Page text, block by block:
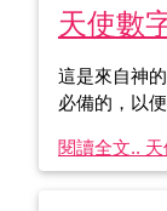
天使數
這是來自神
必備的，以
閱讀全文..